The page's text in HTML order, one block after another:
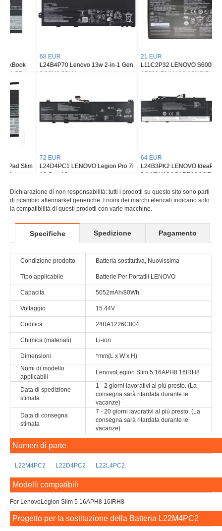
L24B4P70 Lenovo 13w 2-in-1 Gen
3 83M9 83MA
L11C2P32 LENOVO S6000-F H
A7600-F/HV A10-80HC Pad
L24D4PC1 LENOVO Legion Pro 7i
16 Gen 10
L24B3PK2 LENOVO IdeaPad Slim
3 14IRH10/15ARP10/16IRH10
Dichiarazione di non responsabilità: tutti i prodotti su questo sito sono parti
di ricambio aftermarket generiche. I nomi dei marchi elencati indicano solo
la compatibilità di questi prodotti con varie macchine.
Specifiche Spedizione Pagamento
Condizione prodotto Batteria sostitutiva, Nuovissima
Tipo applicabile Batterie Per Portatili LENOVO
Capacità 5052mAh/80Wh
Voltaggio 15.44V
Codifica 24BA1226C804
Chimica (materiali) Li-ion
Dimensioni
*mm(L x W x H)
Nomi di modello
applicabili
LenovoLegion Slim 5 16APH8 16IRH8
Data di spedizione
stimata
1 - 2 giorni lavorativi al più presto. (La
consegna sarà ritardata durante le
vacanze)
Data di consegna
stimata
7 - 20 giorni lavorativi al più presto. (La
consegna sarà ritardata durante le
vacanze)
Numeri di parte
L22M4PC2 L22D4PC2 L22L4PC2
Modelli compatibili
For LenovoLegion Slim 5 16APH8 16IRH8
Progetto per la sostituzione della Batteria L22M4PC2